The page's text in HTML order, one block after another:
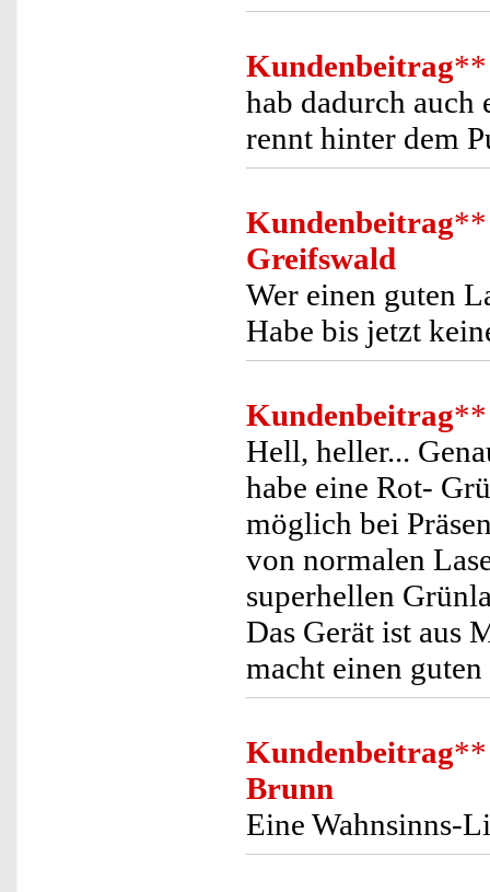
Kundenbeitrag**
hab dadurch auch
rennt hinter dem
Kundenbeitrag**
Greifswald
Wer einen guten
Habe bis jetzt
Kundenbeitrag**
Hell, heller...
habe eine Rot-
möglich bei
von normalen
superhellen
Das Gerät ist aus
macht einen
Kundenbeitrag**
Brunn
Eine Wahnsinns-